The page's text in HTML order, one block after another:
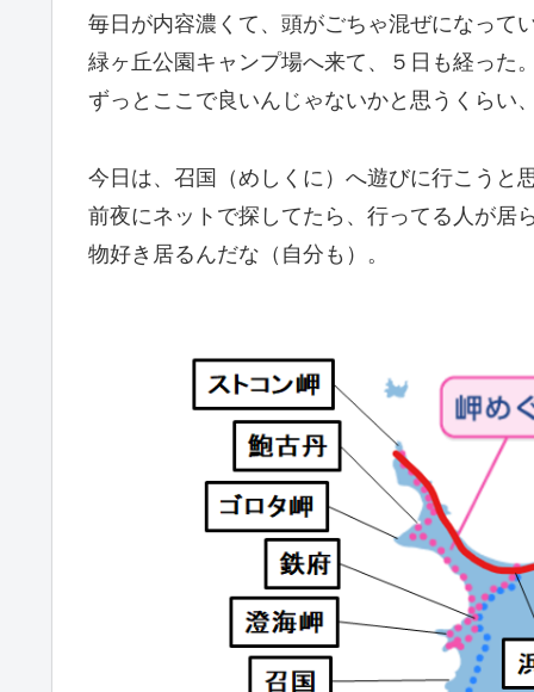
毎日が内容濃くて、頭がごちゃ混ぜになって
緑ヶ丘公園キャンプ場へ来て、５日も経った
ずっとここで良いんじゃないかと思うくらい
今日は、召国（めしくに）へ遊びに行こうと
前夜にネットで探してたら、行ってる人が居
物好き居るんだな（自分も）。